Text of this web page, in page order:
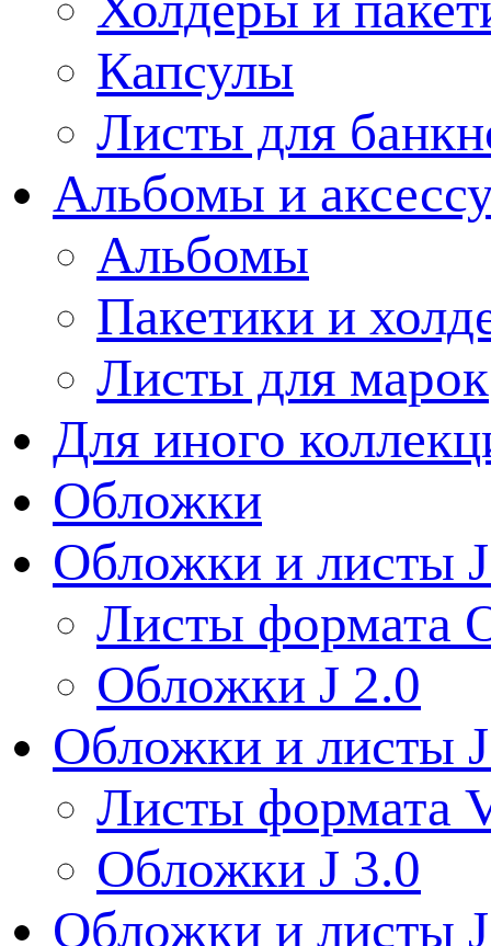
Капсулы
Листы для
Альбомы и
Альбомы
Пакетики и
Листы для марок
Для иного
Обложки
Обложки и листы
Листы формата
Обложки J 2.0
Обложки и листы
Листы формата
Обложки J 3.0
Обложки и листы